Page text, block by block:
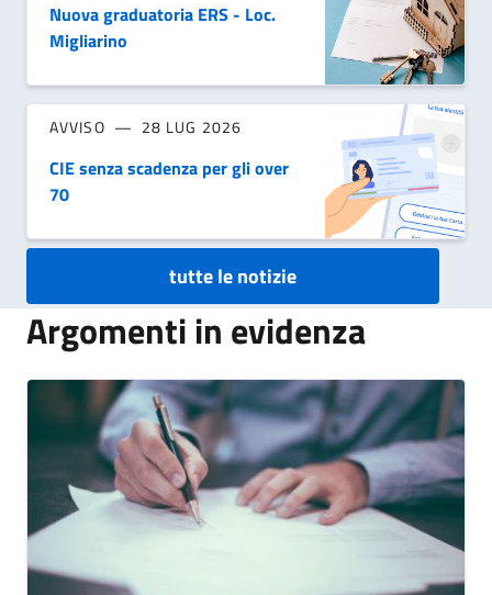
Nuova graduatoria ERS - Loc.
Migliarino
AVVISO 28 LUG 2026
CIE senza scadenza per gli over
70
tutte le notizie
Argomenti in evidenza